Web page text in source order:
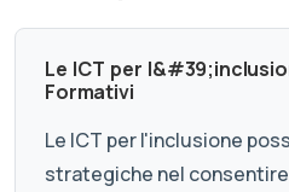
Le ICT per
Formativi
Le ICT per l'inclusione
strategiche nel consentire